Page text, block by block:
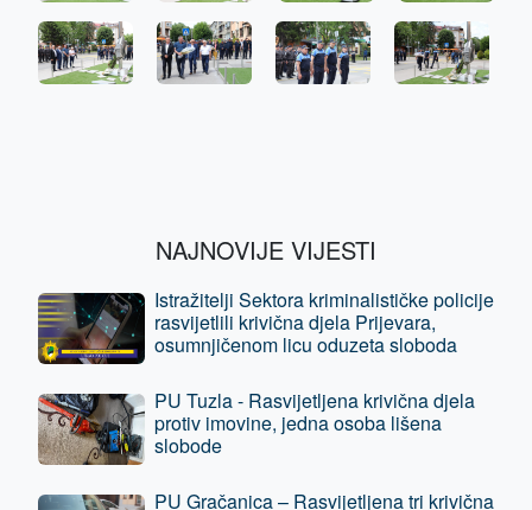
NAJNOVIJE VIJESTI
Istražitelji Sektora kriminalističke policije
rasvijetlili krivična djela Prijevara,
osumnjičenom licu oduzeta sloboda
PU Tuzla - Rasvijetljena krivična djela
protiv imovine, jedna osoba lišena
slobode
PU Gračanica – Rasvijetljena tri krivična